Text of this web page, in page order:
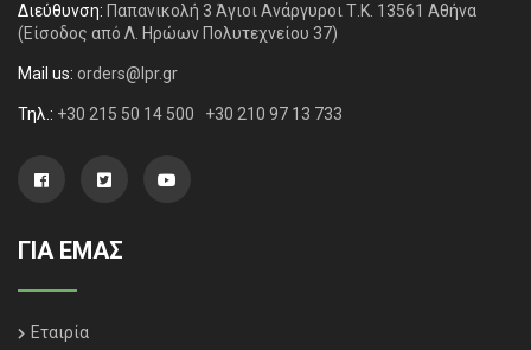
Διεύθυνση: Παπανικολή 3 Άγιοι Ανάργυροι Τ.Κ. 13561 Αθήνα
(Είσοδος από Λ. Ηρώων Πολυτεχνείου 37)
Mail us: orders@lpr.gr
Τηλ.: +30 215 50 14 500 +30 210 97 13 733
ΓΙΑ ΕΜΑΣ
Εταιρία